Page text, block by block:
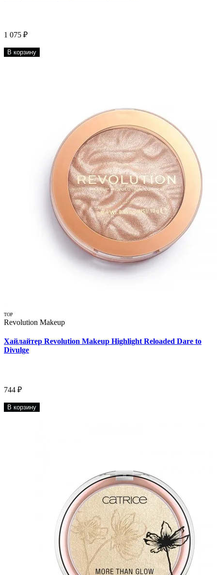
1 075 ₽
В корзину
TOP
Revolution Makeup
Хайлайтер Revolution Makeup Highlight Reloaded Dare to
Divulge
744 ₽
В корзину